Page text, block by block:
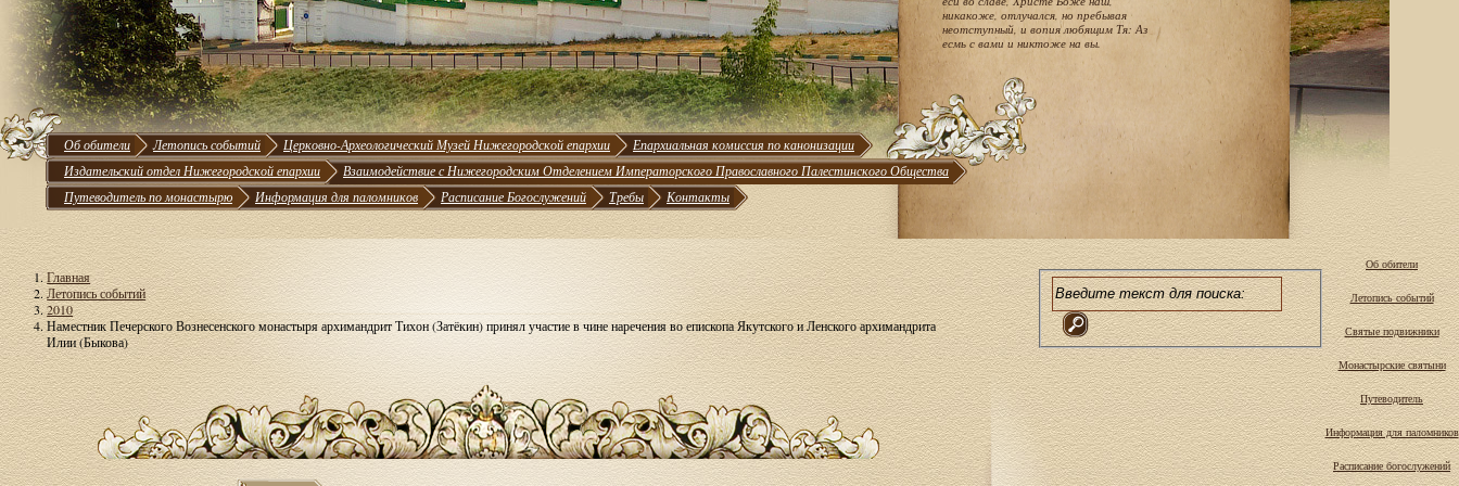
никакоже, отлучался, но пребывая
неотступный, и вопия любящим Тя: Аз
есмь с вами и никтоже на вы.
Об обители Летопись событий Церковно-Археологический Музей Нижегородской епархии
Епархиальная комиссия по канонизации
Издательский отдел Нижегородской епархии
Взаимодействие с Нижегородским Отделением Императорского Православного Палестинского Общества
Путеводитель по монастырю
Информация для паломников Расписание Богослужений Требы Контакты
Главная
Летопись событий
2010
Наместник Печерского Вознесенского монастыря архимандрит Тихон (Затёкин) принял участие в чине наречения во епископа Якутского и Ленского архимандрита
Илии (Быкова)
Об обители
Летопись событий
Святые подвижники
Монастырские святыни
Путеводитель
Информация для паломников
Расписание богослужений